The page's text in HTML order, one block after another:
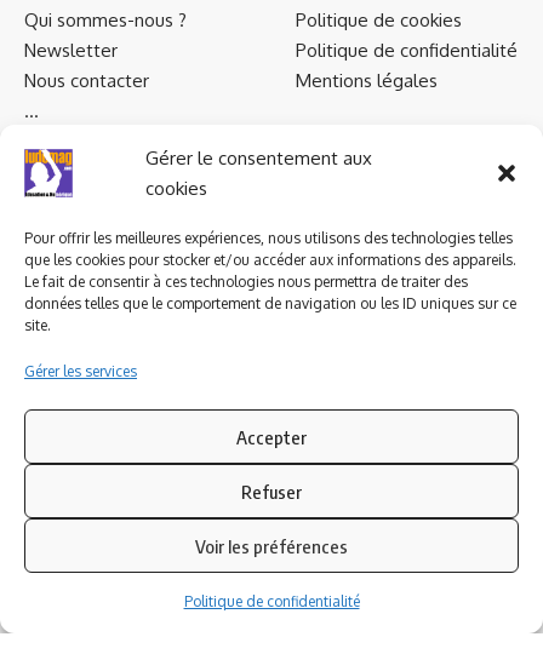
Gérer le consentement aux
cookies
Pour offrir les meilleures expériences, nous utilisons des technologies telles
que les cookies pour stocker et/ou accéder aux informations des appareils.
Le fait de consentir à ces technologies nous permettra de traiter des
données telles que le comportement de navigation ou les ID uniques sur ce
site.
Gérer les services
Accepter
Refuser
Voir les préférences
Politique de confidentialité
Qui sommes-nous ?
Newsletter
Nous contacter
…
Politique de cookies
Politique de confidentialité
Mentions légales
PARTENAIRES